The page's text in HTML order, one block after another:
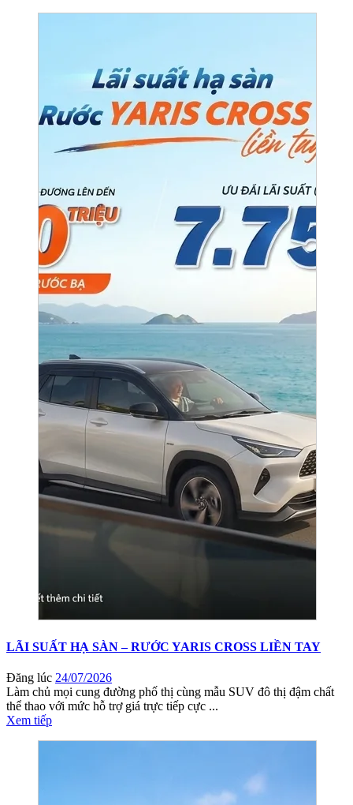
LÃI SUẤT HẠ SÀN – RƯỚC YARIS CROSS LIỀN TAY
Đăng lúc 24/07/2026
Làm chủ mọi cung đường phố thị cùng mẫu SUV đô thị đậm chất
thể thao với mức hỗ trợ giá trực tiếp cực ...
Xem tiếp